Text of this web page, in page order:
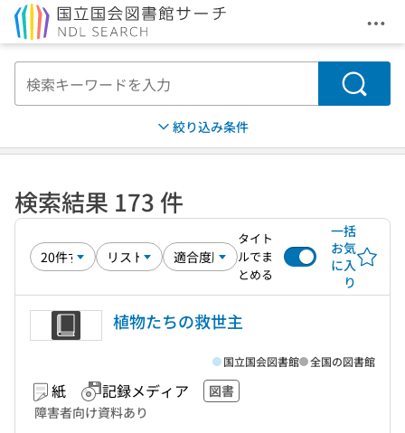
メ
検索
絞り込み条件
検索結果 173 件
タイト
ルでま
とめる
一括
お気
に入
り
植物たちの救世主
紙 記録メディア
図書
障害者向け資料あり
国立国会図書館 全国の図書館